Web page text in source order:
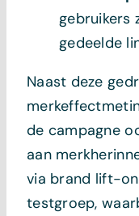
gebruikers
gedeelde
Naast deze
de campagne
aan
via brand lift-
testgroep,